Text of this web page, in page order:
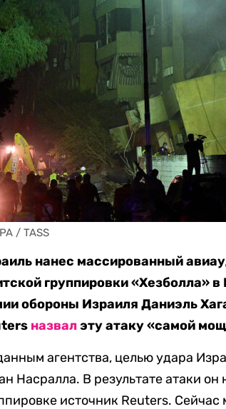
/ TASS
нанес массированный
группировки «Хезболла»
обороны Израиля Даниэль
назвалэту атаку «самой
агентства, целью удара
Насралла. В результате атаки
источник Reuters.